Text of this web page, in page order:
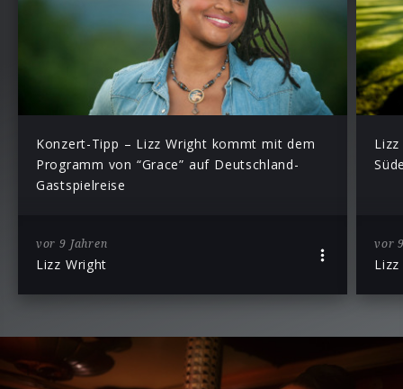
Konzert-Tipp – Lizz Wright kommt mit dem
Programm von “Grace” auf Deutschland-
Gastspielreise
vor 9 Jahren
Lizz Wright
vor